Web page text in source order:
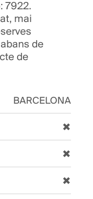
7922.
mai
de
de
BARCELONA
✖
✖
✖